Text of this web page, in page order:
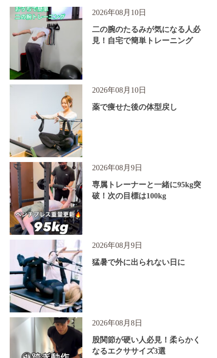
2026年08月10日
二の腕のたるみが気になる人必
見！自宅で簡単トレーニング
2026年08月10日
薬で痩せた後の体型戻し
2026年08月9日
専属トレーナーと一緒に95kg突
破！次の目標は100kg
2026年08月9日
猛暑で外に出られない日に
2026年08月8日
股関節が硬い人必見！柔らかく
なるエクササイズ3選